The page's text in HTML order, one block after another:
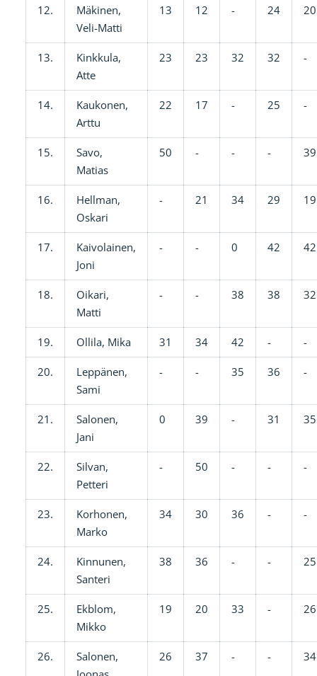
12.
Mäkinen,
Veli-Matti
13 12 - 24 20
13.
Kinkkula,
Atte
23 23 32 32 -
14.
Kaukonen,
Arttu
22 17 - 25 -
15.
Savo,
Matias
50 - - - 39
16.
Hellman,
Oskari
- 21 34 29 19
17.
Kaivolainen,
Joni
- - 0 42 42
18.
Oikari,
Matti
- - 38 38 32
19. Ollila, Mika 31 34 42 - -
20.
Leppänen,
Sami
- - 35 36 -
21.
Salonen,
Jani
0 39 - 31 35
22.
Silvan,
Petteri
- 50 - - -
23.
Korhonen,
Marko
34 30 36 - -
24.
Kinnunen,
Santeri
38 36 - - 25
25.
Ekblom,
Mikko
19 20 33 - 26
26.
Salonen,
26 37 - - 34